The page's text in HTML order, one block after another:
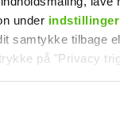
under indstillinger
samtykke tilbage
på "Privacy
Ølgaards